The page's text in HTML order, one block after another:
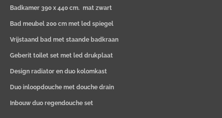
Badkamer 390 x 440 cm. mat zwart
Bad meubel 200 cm met led spiegel
Vrijstaand bad met staande badkraan
Geberit toilet set met led drukplaat
Design radiator en duo kolomkast
Duo inloopdouche met douche drain
Inbouw duo regendouche set